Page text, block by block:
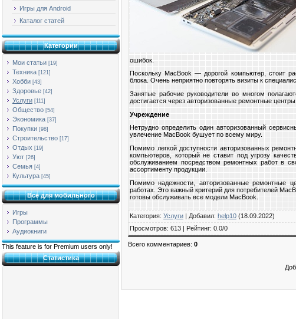
Игры для Android
Каталог статей
Категории
Мои статьи [19]
Техника [121]
Хобби [43]
Здоровье [42]
Услуги [111]
Общество [54]
Экономика [37]
Покупки [98]
Строительство [17]
Отдых [19]
Уют [26]
Семья [4]
Культура [45]
Всё для мобильного
Игры
Программы
Аудиокниги
This feature is for Premium users only!
Статистика
ошибок.
Поскольку MacBook — дорогой компьютер, стоит
блока. Очень неприятно повторять визиты к
Занятые рабочие руководители во многом
достигается через авторизованные ремонтные
Учреждение
Нетрудно определить один авторизованный
увлечение MacBook бушует по всему миру.
Помимо легкой доступности авторизованных
компьютеров, который не ставит под угрозу
обслуживанием посредством ремонтных работ в
ассортименту продукции.
Помимо надежности, авторизованные ремонтные
работах. Это важный критерий для потребителей
готовы обслуживать все модели MacBook.
Категория: Услуги | Добавил: help10 (18.09.2022)
Просмотров: 613 | Рейтинг: 0.0/0
Всего комментариев: 0